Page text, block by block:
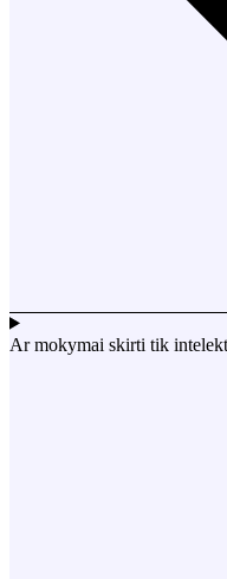
Ar mokymai skirti tik